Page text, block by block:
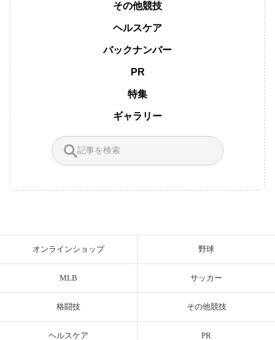
その他競技
ヘルスケア
バックナンバー
PR
特集
ギャラリー
オンラインショップ 野球
MLB サッカー
格闘技 その他競技
ヘルスケア PR